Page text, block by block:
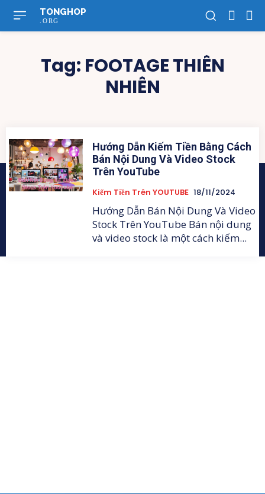
TONGHOP
.ORG
Tag: FOOTAGE THIÊN
NHIÊN
Hướng Dẫn Kiếm Tiền Bằng Cách
Bán Nội Dung Và Video Stock
Trên YouTube
Kiếm Tiền Trên YOUTUBE 18/11/2024
Hướng Dẫn Bán Nội Dung Và Video
Stock Trên YouTube Bán nội dung
và video stock là một cách kiếm...